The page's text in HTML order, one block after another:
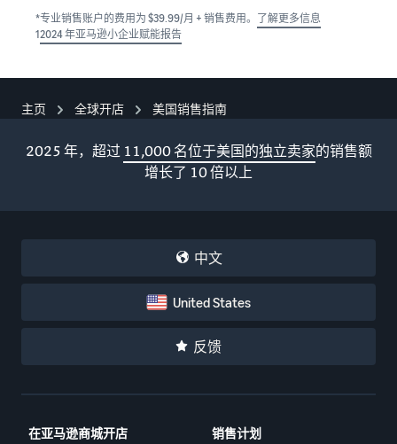
*专业销售账户的费用为 $39.99/月 + 销售费用。 了解更多信息
12024 年亚马逊小企业赋能报告
主页 全球开店 美国销售指南
2025 年，超过 11,000 名位于美国的独立卖家的销售额
增长了 10 倍以上
中文
United States
反馈
在亚马逊商城开店
销售计划